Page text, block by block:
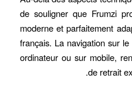
de souligner que Frumzi
moderne et parfaitement
français. La navigation sur
ordinateur ou sur mobile,
de retrait